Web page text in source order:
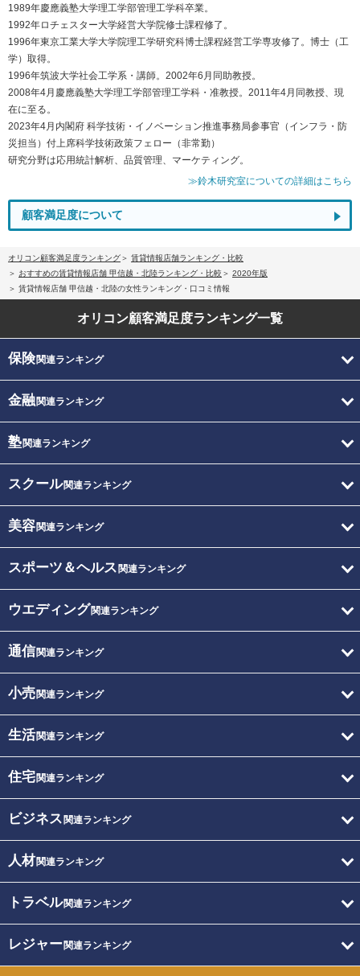
1989年慶應義塾大学理工学部管理工学科卒業。
1992年ロチェスター大学経営大学院修士課程修了。
1996年東京工業大学大学院理工学研究科博士課程経営工学専攻修了。博士（工
学）取得。
1996年筑波大学社会工学系・講師。2002年6月同助教授。
2008年4月慶應義塾大学理工学部管理工学科・准教授。2011年4月同教授、現
在に至る。
2023年4月内閣府 科学技術・イノベーション推進事務局参事官（インフラ・防
災担当）付上席科学技術政策フェロー（非常勤）
研究分野は応用統計解析、品質管理、マーケティング。
≫鈴木研究室についての詳細はこちら
顧客満足度について
オリコン顧客満足度ランキング
賃貸情報店舗ランキング・比較
おすすめの賃貸情報店舗 甲信越・北陸ランキング・比較
2020年版
賃貸情報店舗 甲信越・北陸の女性ランキング・口コミ情報
オリコン顧客満足度ランキング一覧
保険関連ランキング
金融関連ランキング
塾関連ランキング
スクール関連ランキング
美容関連ランキング
スポーツ＆ヘルス 関連ランキング
ウエディング関連ランキング
通信関連ランキング
小売関連ランキング
生活関連ランキング
住宅関連ランキング
ビジネス 関連ランキング
人材関連ランキング
トラベル関連ランキング
レジャー関連ランキング